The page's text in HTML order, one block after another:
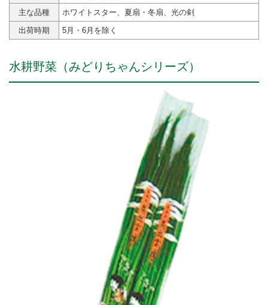
主な品種
ホワイトスター、夏扇・冬扇、光の剣
出荷時期
5月・6月を除く
水耕野菜（みどりちゃんシリーズ）